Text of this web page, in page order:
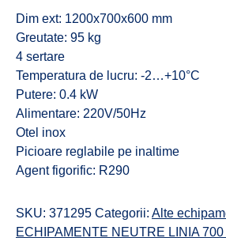
Dim ext: 1200x700x600 mm
Greutate: 95 kg
4 sertare
Temperatura de lucru: -2…+10°C
Putere: 0.4 kW
Alimentare: 220V/50Hz
Otel inox
Picioare reglabile pe inaltime
Agent figorific: R290
SKU: 371295 Categorii: Alte
ECHIPAMENTE NEUTRE LINIA 700